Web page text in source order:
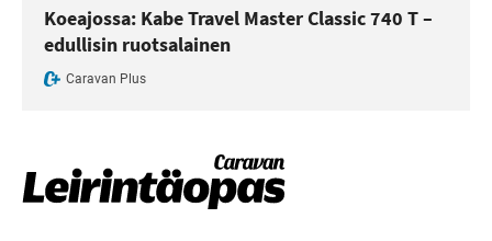
Koeajossa: Kabe Travel Master Classic 740 T –
edullisin ruotsalainen
Caravan Plus